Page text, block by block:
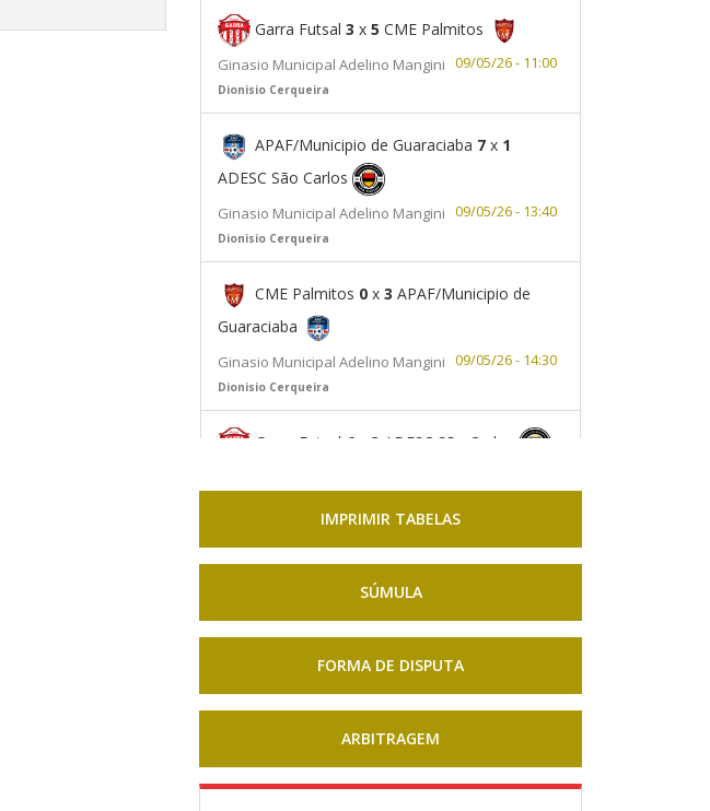
Garra Futsal 3 x 5 CME Palmitos
Ginasio Municipal Adelino Mangini
Dionisio Cerqueira
09/05/26 - 11:00
APAF/Municipio de Guaraciaba 7 x 1
ADESC São Carlos
Ginasio Municipal Adelino Mangini
Dionisio Cerqueira
09/05/26 - 13:40
CME Palmitos 0 x 3 APAF/Municipio de
Guaraciaba
Ginasio Municipal Adelino Mangini
Dionisio Cerqueira
09/05/26 - 14:30
Garra Futsal 6 3 ADESC São Carlos
IMPRIMIR TABELAS
SÚMULA
FORMA DE DISPUTA
ARBITRAGEM